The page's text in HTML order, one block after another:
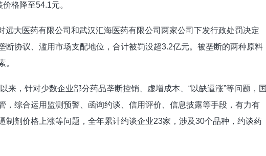
格降至54.1元。
远大医药有限公司和武汉汇海医药有限公司两家公司下发行政处罚决定
断协议、滥用市场支配地位，合计被罚没超3.2亿元。被垄断的两种原料
。
来，针对少数企业部分药品垄断控销、虚增成本、“以缺逼涨”等问题，国
，综合运用监测预警、函询约谈、信用评价、信息披露等手段，有力有
制剂价格上涨等问题，全年累计约谈企业23家，涉及30个品种，约谈药